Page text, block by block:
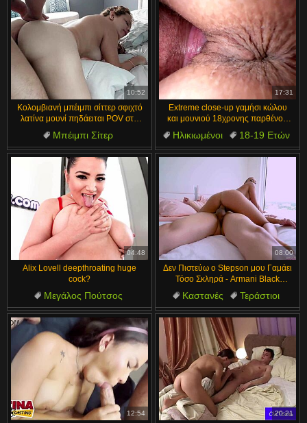
Crossdressing
Πιάσιμο
10:52
Κολομβιανή μπέιμπι σίττερ σφιχτό
λατίνα μουνί πηδάειται POV στο
κρεβάτι
Μπέιμπι Σίτερ
Υπνοδωμάτιο
Κολομβιανό
Όμορφες
Φίλος
17:31
Extreme close-up γαμήσι κώλου
και μουνιού 18χρονης παρθένου
σκληρά
Ηλικιωμένοι
18-19 Ετών
Παρθένα
Fucking
04:48
Alix Lovell deepthroating huge
cock?
Μεγάλος Πούτσος
Μεγάλα Φυσικά Βυζιά
Μεγάλα βυζιά
Κατάποση
Πίπα
08:00
Δεν Πιστεύω ο Stepson μου Γαμάει
Τόσο Σκληρά - Armani Black
Johnny Love
Καστανές
Τεράστιοι
Βυζιά
Όχι γιος Ρόλος
12:54 20:21